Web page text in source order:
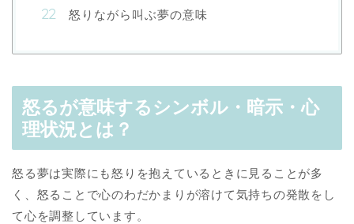
怒りながら叫ぶ夢の意味
怒るが意味するシンボル・暗示・心
理状況とは？
怒る夢は実際にも怒りを抱えているときに見ることが多
く、怒ることで心のわだかまりが溶けて気持ちの発散をし
て心を調整しています。